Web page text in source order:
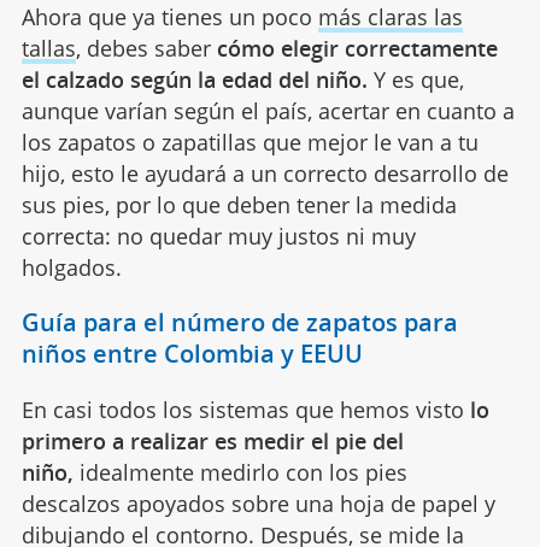
Ahora que ya tienes un poco más claras las
tallas, debes saber cómo elegir correctamente
el calzado según la edad del niño. Y es que,
aunque varían según el país, acertar en cuanto a
los zapatos o zapatillas que mejor le van a tu
hijo, esto le ayudará a un correcto desarrollo de
sus pies, por lo que deben tener la medida
correcta: no quedar muy justos ni muy
holgados.
Guía para el número de zapatos para
niños entre Colombia y EEUU
En casi todos los sistemas que hemos visto lo
primero a realizar es medir el pie del
niño, idealmente medirlo con los pies
descalzos apoyados sobre una hoja de papel y
dibujando el contorno. Después, se mide la